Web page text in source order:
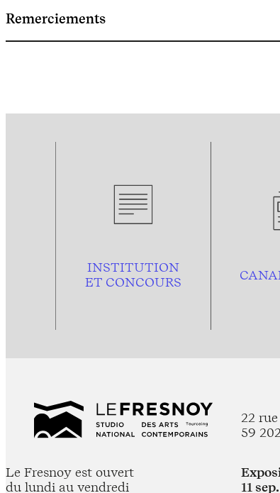
Remerciements
INSTITUTION
ET CONCOURS
22
59
Le Fresnoy est ouvert
du lundi au vendredi
11